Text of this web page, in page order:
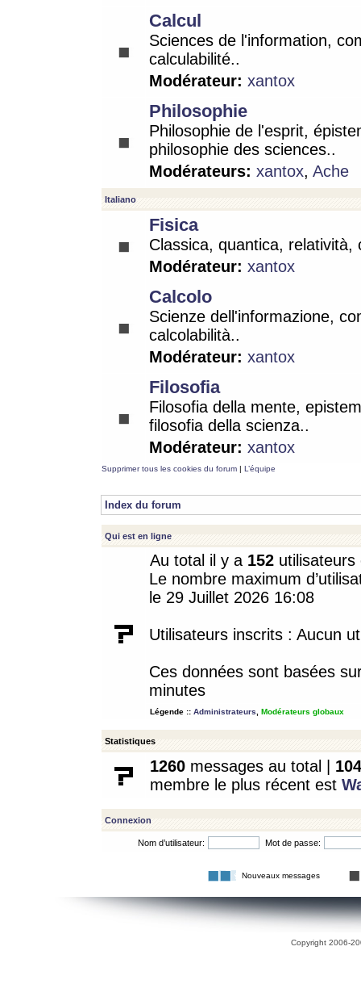
Calcul
Sciences de l'information,
calculabilité..
Modérateur: xantox
Philosophie
Philosophie de l'esprit,
philosophie des sciences..
Modérateurs: xantox, Ache
Italiano
Fisica
Classica, quantica, relatività,
Modérateur: xantox
Calcolo
Scienze dell'informazione,
calcolabilità..
Modérateur: xantox
Filosofia
Filosofia della mente,
filosofia della scienza..
Modérateur: xantox
Supprimer tous les cookies du forum | L’équipe
Index du forum
Qui est en ligne
Au total il y a 152
Le nombre maximum
le 29 Juillet 2026 16:08
Utilisateurs inscrits : Aucun
Ces données sont basées
minutes
Légende :: Administrateurs Modérateurs globaux
Statistiques
1260 messages au total | 104
membre le plus récent est
Connexion
Nom d’utilisateur: Mot de passe:
Nouveaux messages
Copyright 2006-